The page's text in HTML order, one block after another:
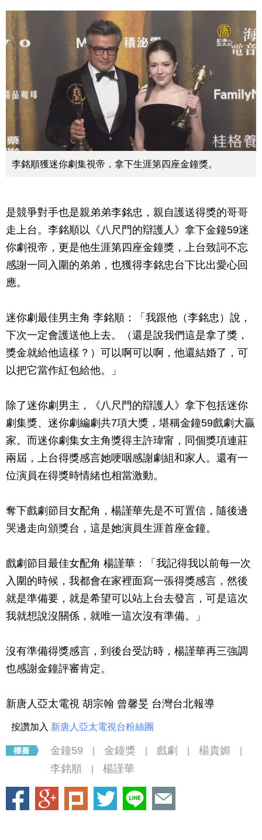
李銘順獲迷你劇集視帝，拿下生涯第四座金鐘獎。
是競爭對手也是親弟弟李銘忠，親自護送得獎的哥哥
走上台。李銘順以《八尺門的辯護人》拿下金鐘59迷
你劇視帝，更是他生涯第四座金鐘獎，上台致詞不忘
感謝一同入圍的弟弟，也獲得李銘忠台下比出愛心回
應。
迷你劇最佳男主角 李銘順：「我跟他（李銘忠）說，
下次一定會護送他上去。（還是說我們這是拿了獎，
獎金就給他這樣？）可以啊可以啊，他還結婚了，可
以把它當作紅包給他。」
除了迷你劇男主，《八尺門的辯護人》拿下包括迷你
劇集獎、迷你劇編劇共7項大獎，堪稱金鐘59戲劇大贏
家。而迷你劇集女主角獎得主許瑋甯，同個獎項連莊
兩屆，上台得獎感言她哽咽感謝劇組和家人。還有一
位演員在得獎時情緒也相當激動。
奪下戲劇節目女配角，楊謹華先是不可置信，隨後邊
哭邊走向頒獎台，這是她演員生涯首座金鐘。
戲劇節目最佳女配角 楊謹華：「我記得我以前每一次
入圍的時候，我都會在家裡面寫一張得獎感言，然後
就是準備要，就是希望可以站上台去發言，可是這次
我就想說沒關係，就唯一這次沒有準備。」
沒有準備得獎感言，到後台受訪時，楊謹華再三強調
也感謝金鐘評審肯定。
新唐人亞太電視 胡宗翰 曾馨旻 台灣台北報導
按讚加入 新唐人亞太電視台粉絲團
金鐘59 金鐘獎 戲劇 楊貴媚
李銘順 楊謹華